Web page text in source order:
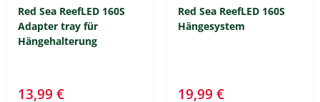
Red Sea ReefLED 160S
Adapter tray für
Hängehalterung
13,99 €
Red Sea ReefLED 160S
Hängesystem
19,99 €